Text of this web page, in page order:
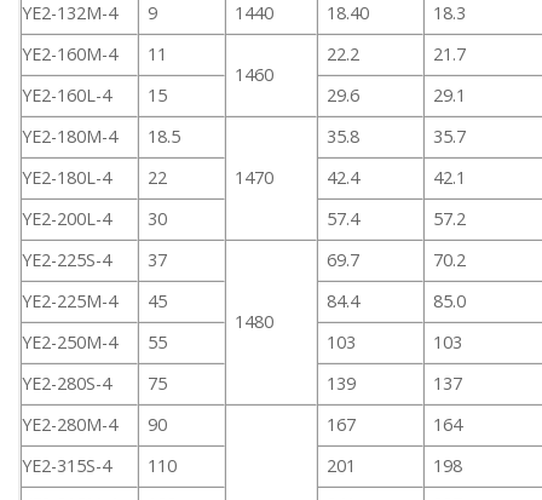
YE2-132M-4
9 1440 18.40
18.3
YE2-160M-4
11
1460
22.2
21.7
YE2-160L-4
15 29.6
29.1
YE2-180M-4
18.5
1470
35.8
35.7
YE2-180L-4
22 42.4
42.1
YE2-200L-4
30 57.4
57.2
YE2-225S-4
37
1480
69.7
70.2
YE2-225M-4
45 84.4
85.0
YE2-250M-4
55 103
103
YE2-280S-4
75 139
137
YE2-280M-4
90 167
164
YE2-315S-4
110 201
198